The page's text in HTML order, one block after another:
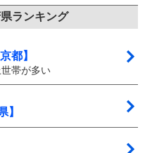
ランキング
都】
帯が多い
】